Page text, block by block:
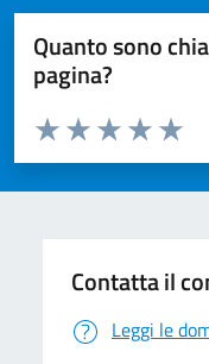
Quanto sono
pagina?
Valuta da 1 a 5 stelle la
Valuta 4
Valuta 3
Valuta 2 stelle su
Valuta 1 stelle su 5
Contatta il
Leggi le